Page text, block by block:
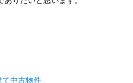
て中古物件